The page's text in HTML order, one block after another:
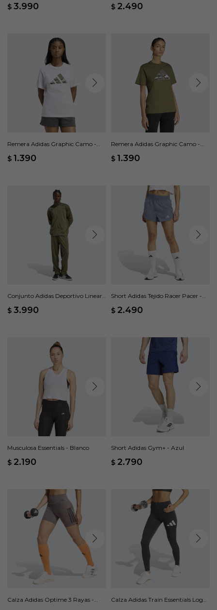
$ 3.990 $ 2.490
Remera Adidas Graphic Camo -
$ 1.390
Remera Adidas Graphic Camo -
$ 1.390
Conjunto Adidas Deportivo Linear -
$ 3.990
Short Adidas Tejido Racer Pacer -
$ 2.490
Musculosa Essentials - Blanco
$ 2.190
Short Adidas Gym+ - Azul
$ 2.790
Calza Adidas Optime 3 Rayas -
Calza Adidas Train Essentials Logo